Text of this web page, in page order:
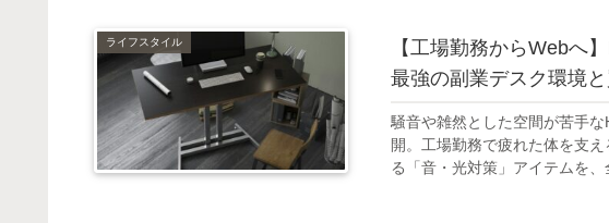
ライフスタイル
【工場勤務からWebへ
最強の副業デスク環境
騒音や雑然とした空間が苦手
開。工場勤務で疲れた体を支
る「音・光対策」アイテムを